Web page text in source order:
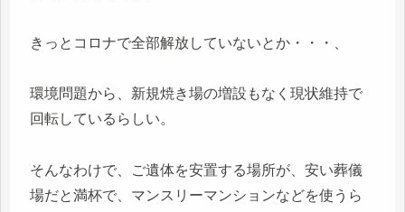
きっとコロナで全部解放していないとか・・・、
環境問題から、新規焼き場の増設もなく現状維持で
回転しているらしい。
そんなわけで、ご遺体を安置する場所が、安い葬儀
場だと満杯で、マンスリーマンションなどを使うら